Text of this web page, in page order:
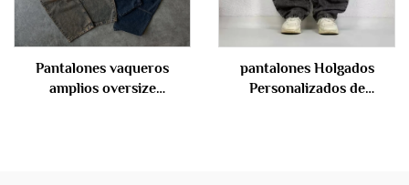
Pantalones vaqueros
amplios oversize
pantalones Holgados
Personalizados de